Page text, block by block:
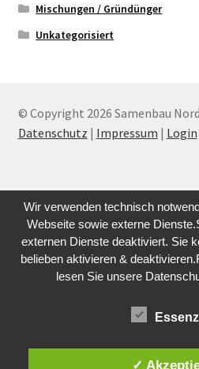
Mischungen / Gründünger
Unkategorisiert
© Copyright 2026 Samenbau
Datenschutz | Impressum | Login
Wir verwenden technisch
Webseite sowie externe
externen Dienste deaktiviert. Sie
belieben aktivieren &
lesen Sie unsere
✓